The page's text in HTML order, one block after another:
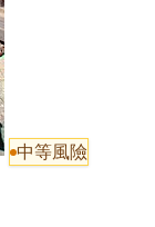
中等風險